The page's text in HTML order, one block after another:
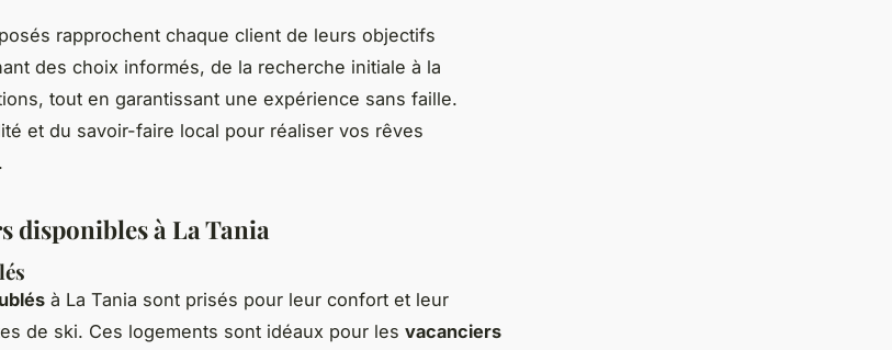
rapprochent chaque client de leurs objectifs
des choix informés, de la recherche initiale à la
tout en garantissant une expérience sans faille.
et du savoir-faire local pour réaliser vos rêves
disponibles à La Tania
à La Tania sont prisés pour leur confort et leur
de ski. Ces logements sont idéaux pour les vacanciers